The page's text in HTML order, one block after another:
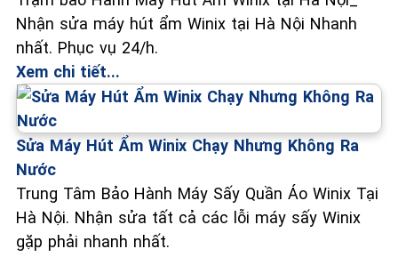
Nhận sửa máy hút ẩm Winix tại Hà Nội Nhanh
nhất. Phục vụ 24/h.
Xem chi tiết...
Sửa Máy Hút Ẩm Winix Chạy Nhưng Không Ra
Nước
Trung Tâm Bảo Hành Máy Sấy Quần Áo Winix Tại
Hà Nội. Nhận sửa tất cả các lỗi máy sấy Winix
gặp phải nhanh nhất.